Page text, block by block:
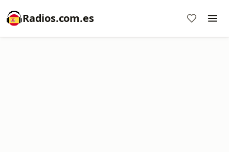
Radios.com.es